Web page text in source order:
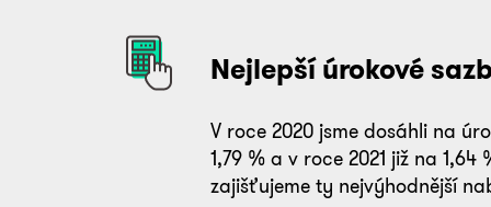
Nejlepší úrokové
V roce 2020 jsme dosáhli na
1,79 % a v roce 2021 již na 1,64
zajišťujeme ty nejvýhodnější